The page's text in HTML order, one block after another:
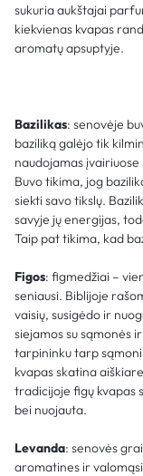
sukuria aukštajai
kiekvienas kvapas
aromatų apsuptyje.
Bazilikas: senovėje
baziliką galėjo tik
naudojamas
Buvo tikima, jog
siekti savo tikslų.
savyje jų energijas,
Taip pat tikima, kad
Figos: figmedžiai –
seniausi. Biblijoje
vaisių, susigėdo ir
siejamos su sąmonės
tarpininku tarp
kvapas skatina
tradicijoje figų kvapas
bei nuojauta.
Levanda: senovės
aromatines ir